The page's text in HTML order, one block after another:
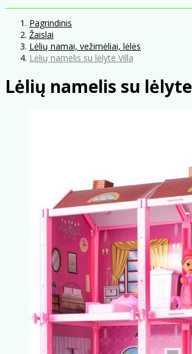
Pagrindinis
Žaislai
Lėlių namai, vežimėliai, lėlės
Lėlių namelis su lėlyte Villa
Lėlių namelis su